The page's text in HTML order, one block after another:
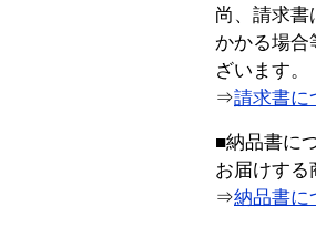
尚、請求書
かかる場合
ざいます。
⇒請求書に
■納品書に
お届けする
⇒納品書に